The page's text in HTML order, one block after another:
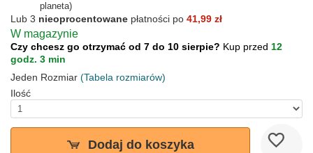
planeta)
Lub 3 nieoprocentowane płatności po 41,99 zł
W magazynie
Czy chcesz go otrzymać od 7 do 10 sierpie? Kup przed 12
godz. 3 min
Jeden Rozmiar (Tabela rozmiarów)
Ilość
Dodaj do koszyka